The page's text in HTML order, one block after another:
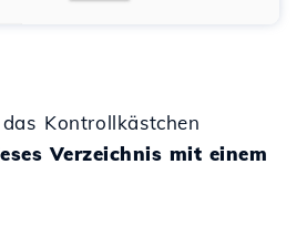
Kontrollkästchen
Verzeichnis mit einem